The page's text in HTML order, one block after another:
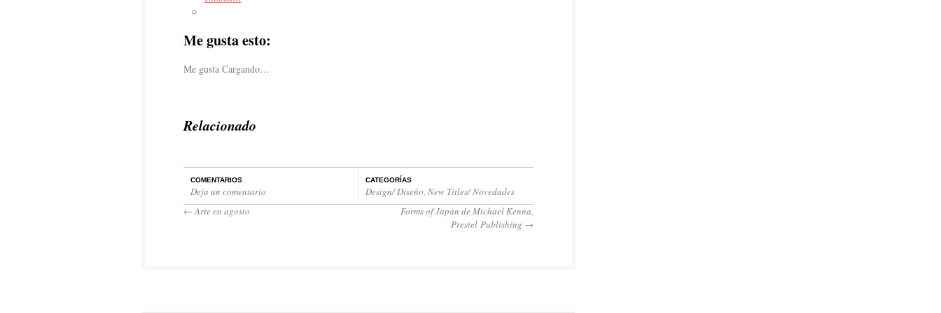
Me gusta esto:
Me gusta Cargando…
Relacionado
COMENTARIOS
Deja un comentario
CATEGORÍAS
Design/ Diseño, New Titles/ Novedades
←Arte en agosto
Forms of Japan de Michael Kenna,
Prestel Publishing →